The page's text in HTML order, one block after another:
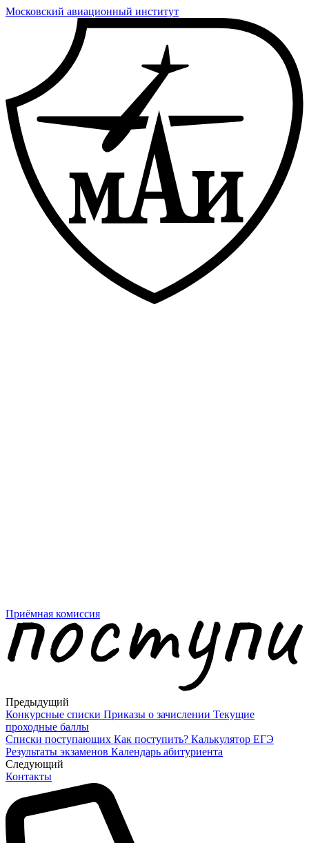
Московский авиационный институт
Приёмная комиссия
Предыдущий
Конкурсные списки Приказы о зачислении Текущие
проходные баллы
Списки поступающих Как поступить? Калькулятор ЕГЭ
Результаты экзаменов Календарь абитуриента
Cледующий
Контакты